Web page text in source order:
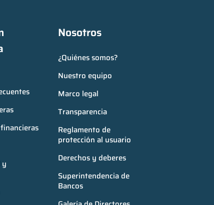
y
Nosotros
¿Quiénes somos?
Nuestro equipo
Marco legal
Transparencia
Reglamento de
protección al usuario
Derechos y deberes
Superintendencia de
Bancos